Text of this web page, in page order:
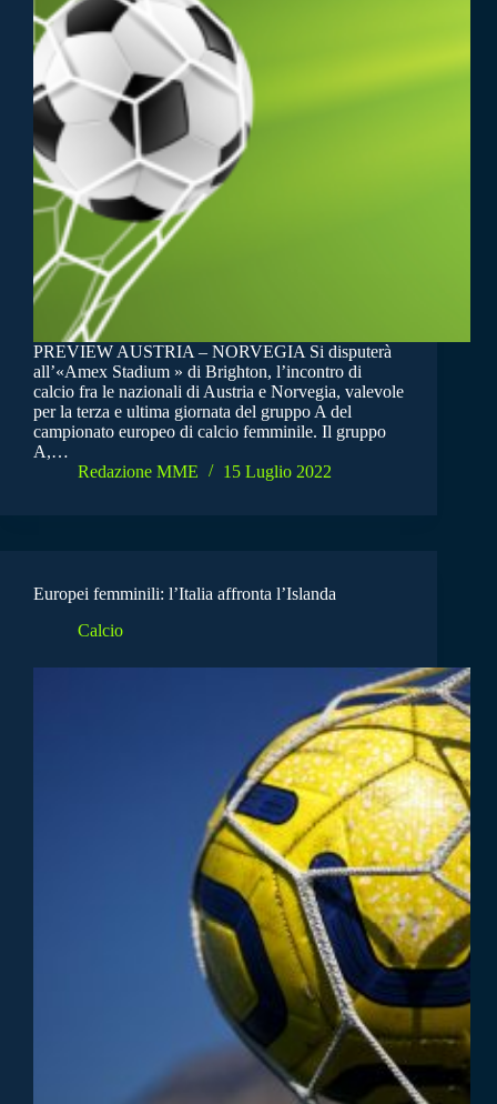
PREVIEW AUSTRIA – NORVEGIA Si disputerà
all’«Amex Stadium » di Brighton, l’incontro di
calcio fra le nazionali di Austria e Norvegia, valevole
per la terza e ultima giornata del gruppo A del
campionato europeo di calcio femminile. Il gruppo
A,…
Redazione MME
15 Luglio 2022
Europei femminili: l’Italia affronta l’Islanda
Calcio